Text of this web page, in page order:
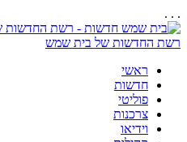
. . .
רשת החדשות של בית שמש
ראשי
חדשות
פוליטי
צרכנות
וידיאו